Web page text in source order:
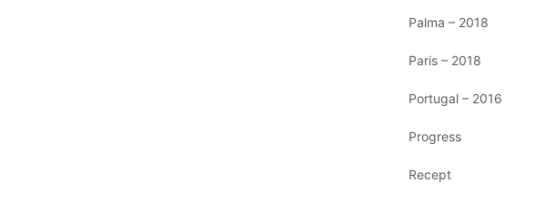
Palma – 2018
Paris – 2018
Portugal – 2016
Progress
Recept